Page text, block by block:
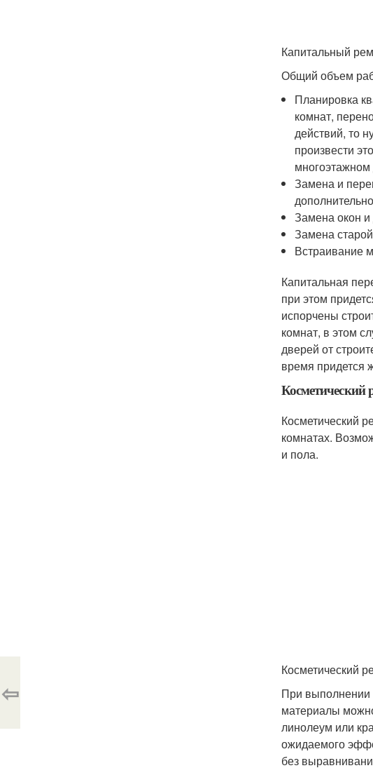
Капитальный
Общий объем
Планировка
комнат,
действий, то
произвести
Замена и
Замена окон и
Замена
Встраивание
Капитальная
при этом
испорчены
комнат, в этом
дверей от
время придется
Косметический
Косметический
комнатах.
и пола.
Косметический
При выполнении
материалы
линолеум или
ожидаемого
без
⇦